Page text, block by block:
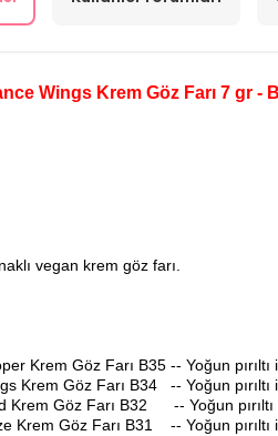
Wings Krem Göz Farı 7 gr -
vegan krem göz farı.
Krem Göz Farı B35 -- Yoğun pırıltı
Krem Göz Farı B34 -- Yoğun pırıltı
Krem Göz Farı B32 -- Yoğun pırıltı
Krem Göz Farı B31 -- Yoğun pırıltı